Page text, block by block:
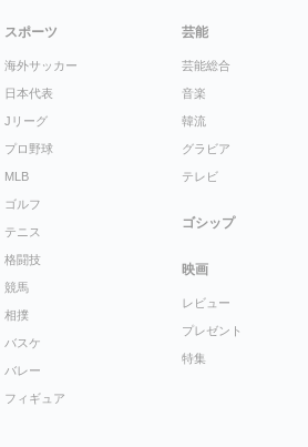
スポーツ
海外サッカー
日本代表
Jリーグ
プロ野球
MLB
ゴルフ
テニス
格闘技
競馬
相撲
バスケ
バレー
フィギュア
芸能
芸能総合
音楽
韓流
グラビア
テレビ
ゴシップ
映画
レビュー
プレゼント
特集